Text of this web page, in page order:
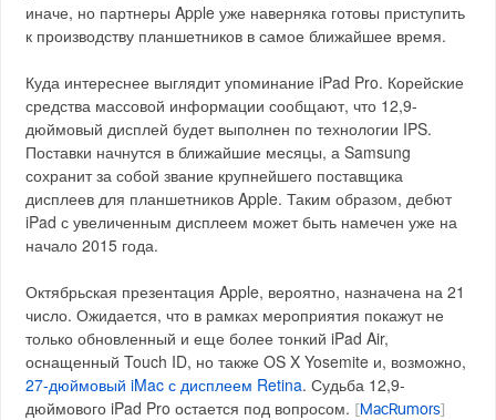
иначе, но партнеры Apple уже наверняка готовы приступить
к производству планшетников в самое ближайшее время.
Куда интереснее выглядит упоминание iPad Pro. Корейские
средства массовой информации сообщают, что 12,9-
дюймовый дисплей будет выполнен по технологии IPS.
Поставки начнутся в ближайшие месяцы, а Samsung
сохранит за собой звание крупнейшего поставщика
дисплеев для планшетников Apple. Таким образом, дебют
iPad с увеличенным дисплеем может быть намечен уже на
начало 2015 года.
Октябрьская презентация Apple, вероятно, назначена на 21
число. Ожидается, что в рамках мероприятия покажут не
только обновленный и еще более тонкий iPad Air,
оснащенный Touch ID, но также OS X Yosemite и, возможно,
27-дюймовый iMac с дисплеем Retina. Судьба 12,9-
дюймового iPad Pro остается под вопросом.
MacRumors